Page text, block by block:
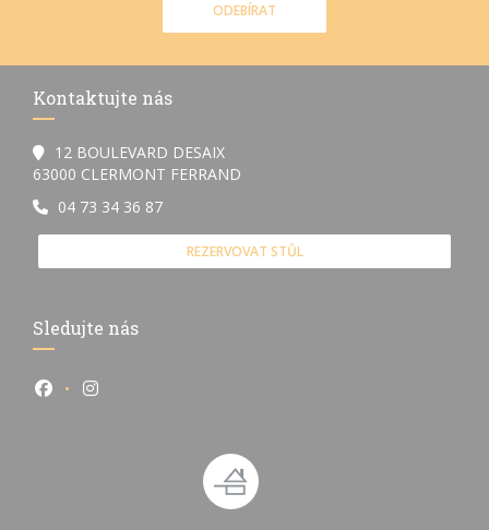
ODEBÍRAT
Kontaktujte nás
12 BOULEVARD DESAIX
63000 CLERMONT FERRAND
04 73 34 36 87
REZERVOVAT STŮL
Sledujte nás
Facebook ((otevře se v novém okně))
Instagram ((otevře se v novém okně))